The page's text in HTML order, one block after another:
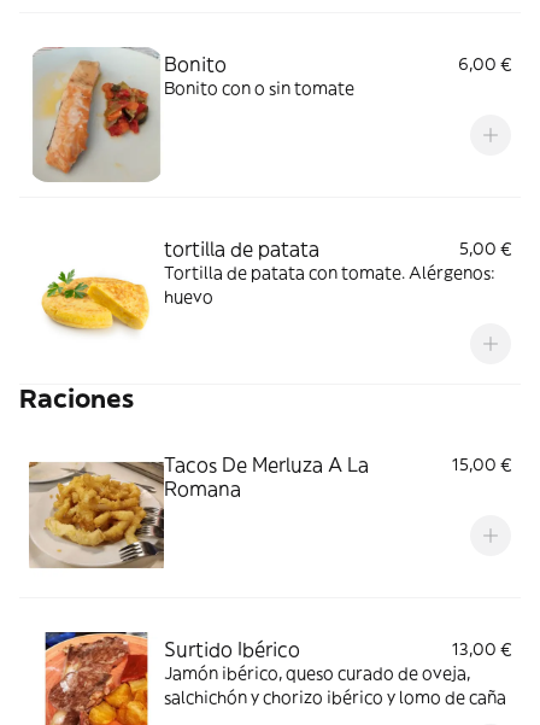
Bonito
6,00 €
Bonito con o sin tomate
tortilla de patata
5,00 €
Tortilla de patata con tomate. Alérgenos:
huevo
Raciones
Tacos De Merluza A La
Romana
15,00 €
Surtido Ibérico
13,00 €
Jamón ibérico, queso curado de oveja,
salchichón y chorizo ibérico y lomo de caña